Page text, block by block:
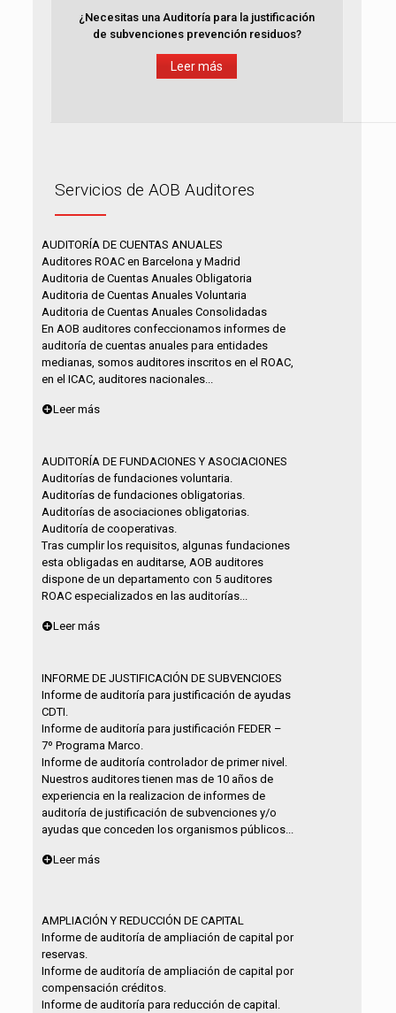
¿Necesitas una Auditoría para la justificación
de subvenciones prevención residuos?
Leer más
Servicios de AOB Auditores
AUDITORÍA DE CUENTAS ANUALES
Auditores ROAC en Barcelona y Madrid
Auditoria de Cuentas Anuales Obligatoria
Auditoria de Cuentas Anuales Voluntaria
Auditoria de Cuentas Anuales Consolidadas
En AOB auditores confeccionamos informes de
auditoría de cuentas anuales para entidades
medianas, somos auditores inscritos en el ROAC,
en el ICAC, auditores nacionales...
Leer más
AUDITORÍA DE FUNDACIONES Y ASOCIACIONES
Auditorías de fundaciones voluntaria.
Auditorías de fundaciones obligatorias.
Auditorías de asociaciones obligatorias.
Auditoría de cooperativas.
Tras cumplir los requisitos, algunas fundaciones
esta obligadas en auditarse, AOB auditores
dispone de un departamento con 5 auditores
ROAC especializados en las auditorías...
Leer más
INFORME DE JUSTIFICACIÓN DE SUBVENCIOES
Informe de auditoría para justificación de ayudas
CDTI.
Informe de auditoría para justificación FEDER –
7º Programa Marco.
Informe de auditoría controlador de primer nivel.
Nuestros auditores tienen mas de 10 años de
experiencia en la realizacion de informes de
auditoría de justificación de subvenciones y/o
ayudas que conceden los organismos públicos...
Leer más
AMPLIACIÓN Y REDUCCIÓN DE CAPITAL
Informe de auditoría de ampliación de capital por
reservas.
Informe de auditoría de ampliación de capital por
compensación créditos.
Informe de auditoría para reducción de capital.